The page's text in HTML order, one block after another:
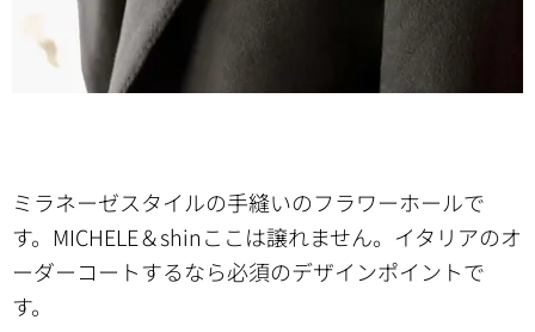
ミラネーゼスタイルの手縫いのフラワーホールで
す。MICHELE＆shinここは譲れません。イタリアのオ
ーダーコートするなら必須のデザインポイントで
す。